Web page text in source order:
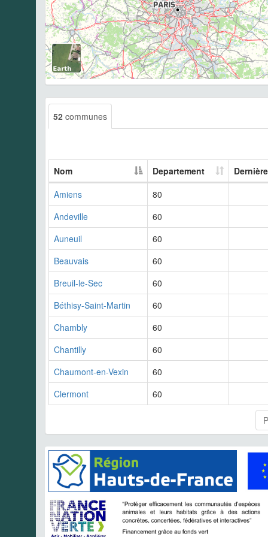
52 communes
Nom Departement
Amiens
80
Andeville
60
Auneuil
60
Beauvais
60
Breuil-le-Sec
60
Béthisy-Saint-Martin
60
Chambly
60
Chantilly
60
Chaumont-en-Vexin
60
Clermont
60